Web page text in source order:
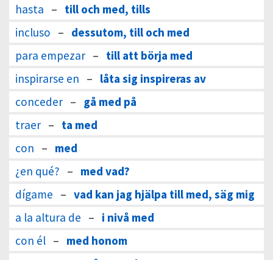
hasta – till och med, tills
incluso – dessutom, till och med
para empezar – till att börja med
inspirarse en – låta sig inspireras av
conceder – gå med på
traer – ta med
con – med
¿en qué? – med vad?
dígame – vad kan jag hjälpa till med, säg mig
a la altura de – i nivå med
con él – med honom